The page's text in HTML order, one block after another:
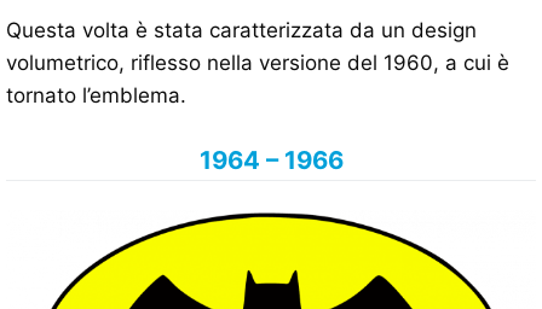
Questa volta è stata caratterizzata da un design
volumetrico, riflesso nella versione del 1960, a cui è
tornato l’emblema.
1964 – 1966